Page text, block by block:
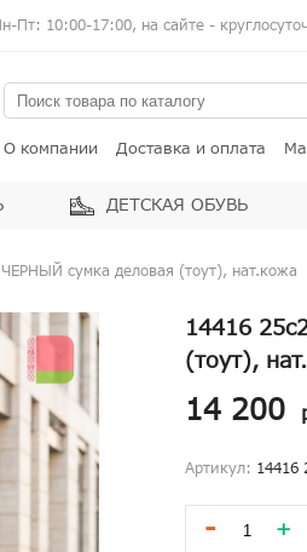
Пт: 10:00-17:00, на сайте -
О компании Доставка и оплата
ДЕТСКАЯ ОБУВЬ
сумка деловая (тоут), нат.кожа
14416
(тоут),
14 200
Артикул: 14416
- +